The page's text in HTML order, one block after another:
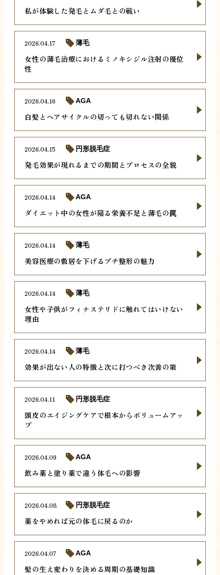
私が体験した発毛とムダ毛との戦い
女性の薄毛治療におけるミノキシジル注射の優位
性
2026.04.17 薄毛
白髪とヘアサイクルの切っても切れない関係
2026.04.16 AGA
発毛効果が現れるまでの期間とプロセスの全貌
2026.04.15 円形脱毛症
ダイエット中の女性が陥る栄養不足と薄毛の罠
2026.04.14 AGA
美容医療の敷居を下げるプチ整形の魅力
2026.04.14 薄毛
女性や子供がフィナステリドに触れてはいけない
理由
2026.04.14 薄毛
効果が出ない人の特徴と次に打つべき次善の策
2026.04.14 薄毛
頭皮のエイジングケアで根本からボリュームアッ
プ
2026.04.11 円形脱毛症
飲み薬と塗り薬で違う体毛への影響
2026.04.09 AGA
薬をやめれば元の体毛に戻るのか
2026.04.08 円形脱毛症
髪の生え変わりを決める周期の基礎知識
2026.04.07 AGA